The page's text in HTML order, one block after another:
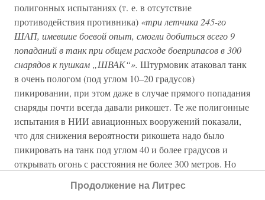
полигонных испытаниях (т. е. в отсутствие
противодействия противника) «три летчика 245-го
ШАП, имевшие боевой опыт, смогли добиться всего 9
попаданий в танк при общем расходе боеприпасов в 300
снарядов к пушкам „ШВАК“». Штурмовик атаковал танк
в очень пологом (под углом 10–20 градусов)
пикировании, при этом даже в случае прямого попадания
снаряды почти всегда давали рикошет. Те же полигонные
испытания в НИИ авиационных вооружений показали,
что для снижения вероятности рикошета надо было
пикировать на танк под углом 40 и более градусов и
открывать огонь с расстояния не более 300 метров. Но
3–4 секунды, за которые надо прицелиться, открыть
Продолжение на Литрес